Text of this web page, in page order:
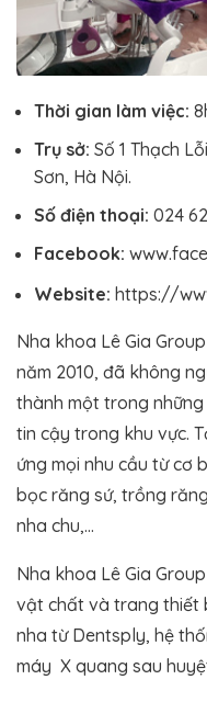
Thời gian làm việc:
Trụ sở: Số 1 Thạch
Sơn, Hà Nội.
Số điện thoại: 024
Facebook:
Website: https://
Nha khoa Lê Gia
năm 2010, đã không
thành một trong
tin cậy trong khu vực.
ứng mọi nhu cầu từ cơ
bọc răng sứ, trồng
nha chu,…
Nha khoa Lê Gia
vật chất và trang thiết
nha từ Dentsply, hệ
máy X quang sau